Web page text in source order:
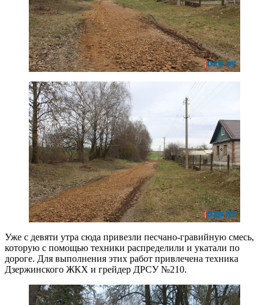
Уже с девяти утра сюда привезли песчано-гравийную смесь,
которую с помощью техники распределили и укатали по
дороге. Для выполнения этих работ привлечена техника
Дзержинского ЖКХ и грейдер ДРСУ №210.